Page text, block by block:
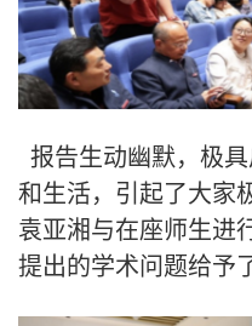
报告生动幽默，极
和生活，引起了大家
袁亚湘与在座师生进
提出的学术问题给予